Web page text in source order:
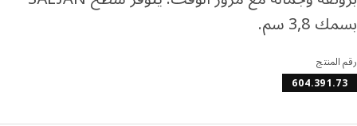
3,8 سم.